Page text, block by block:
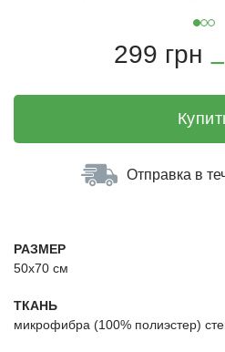
299 грн
Отправка в
РАЗМЕР
50х70 см
ТКАНЬ
микрофибра (100% полиэстер)